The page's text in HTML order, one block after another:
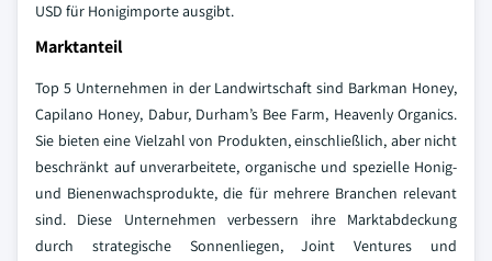
USD für Honigimporte ausgibt.
Marktanteil
Top 5 Unternehmen in der Landwirtschaft sind Barkman Honey,
Capilano Honey, Dabur, Durham’s Bee Farm, Heavenly Organics.
Sie bieten eine Vielzahl von Produkten, einschließlich, aber nicht
beschränkt auf unverarbeitete, organische und spezielle Honig-
und Bienenwachsprodukte, die für mehrere Branchen relevant
sind. Diese Unternehmen verbessern ihre Marktabdeckung
durch strategische Sonnenliegen, Joint Ventures und